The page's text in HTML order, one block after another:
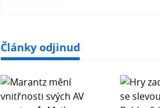
Články odjinud